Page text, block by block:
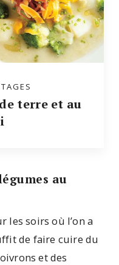
terre et au
au
les soirs où l’on a
de faire cuire du
et des